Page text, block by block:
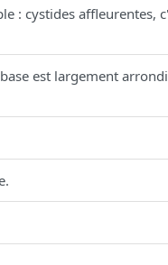
: cystides affleurentes,
est largement